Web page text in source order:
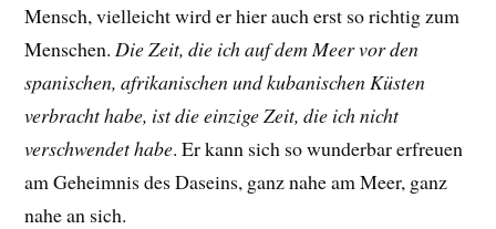
Mensch, vielleicht wird er hier auch erst so richtig zum
Menschen. Die Zeit, die ich auf dem Meer vor den
spanischen, afrikanischen und kubanischen Küsten
verbracht habe, ist die einzige Zeit, die ich nicht
verschwendet habe. Erkann sich so wunderbar erfreuen
am Geheimnis des Daseins, ganz nahe am Meer, ganz
nahe an sich.